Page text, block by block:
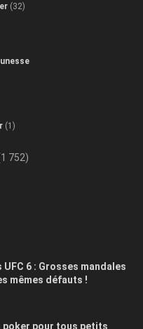
(32)
(1)
752)
UFC 6 : Grosses mandales
mêmes défauts !
poker pour tous petits